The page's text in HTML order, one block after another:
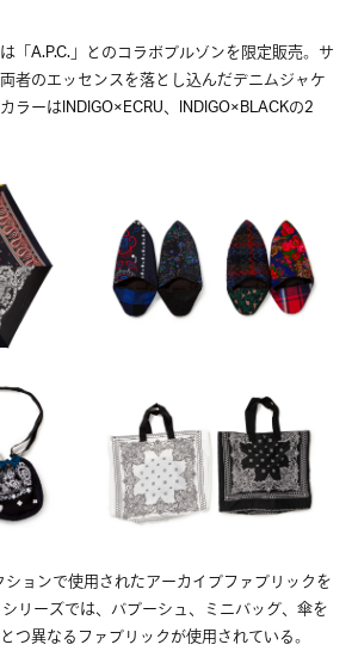
「A.P.C.」とのコラボブルゾンを限定販売。サ
者のエッセンスを落とし込んだデニムジャケ
ラーはINDIGO×ECRU、INDIGO×BLACKの2
ションで使用されたアーカイブファブリックを
リーズでは、バブーシュ、ミニバッグ、傘を
つ異なるファブリックが使用されている。